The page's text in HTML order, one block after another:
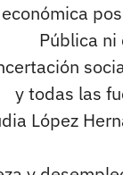
Pública
y todas las
López